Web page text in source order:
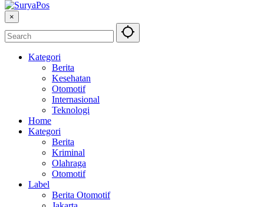
×
Kategori
Berita
Kesehatan
Otomotif
Internasional
Teknologi
Home
Kategori
Berita
Kriminal
Olahraga
Otomotif
Label
Berita Otomotif